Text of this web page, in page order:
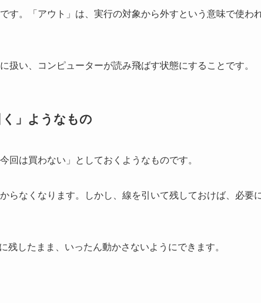
す。「アウト」は、実行の対象から外すという意味で使わ
い、コンピューターが読み飛ばす状態にすることです。
」ようなもの
は買わない」としておくようなものです。
らなくなります。しかし、線を引いて残しておけば、必要
したまま、いったん動かさないようにできます。